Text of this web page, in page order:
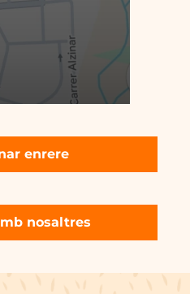
enrere
nosaltres